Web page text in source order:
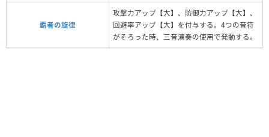
覇者の旋律
攻撃力アップ【大】、防御力アップ【大】、
回避率アップ【大】を付与する。4つの音符
がそろった時、三音演奏の使用で発動する。